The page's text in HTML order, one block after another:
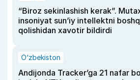
“Biroz sekinlashish kerak”.
insoniyat sun’iy intellektni
qolishidan xavotir bildirdi
O‘zbekiston
Andijonda Tracker’ga 21 nafar